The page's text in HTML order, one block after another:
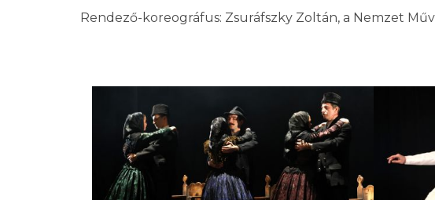
Rendező-koreográfus: Zsuráfszky Zoltán, a Nemzet